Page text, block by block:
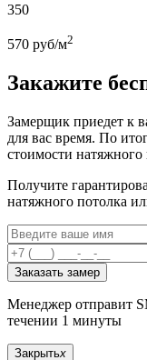
350
570 руб/м2
Закажите
Замерщик приедет к
для вас время. По
стоимости натяжного
Получите
натяжного потолка
Заказать замер
Менеджер отправит
течении 1 минуты
Закрытьx